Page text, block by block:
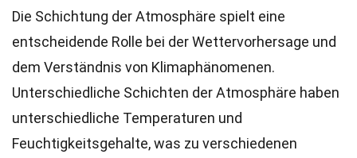
Die Schichtung der Atmosphäre spielt eine
entscheidende Rolle bei der Wettervorhersage und
dem Verständnis von Klimaphänomenen.
Unterschiedliche Schichten der Atmosphäre haben
unterschiedliche Temperaturen und
Feuchtigkeitsgehalte, was zu verschiedenen